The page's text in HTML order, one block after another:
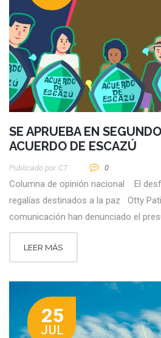
SE APRUEBA EN
ACUERDO DE ESCAZÚ
Publicado por CT 0
Columna de opinión nacional El
regalías destinados a la paz Otty
comunicación han denunciado el
LEER MÁS
25
JUL